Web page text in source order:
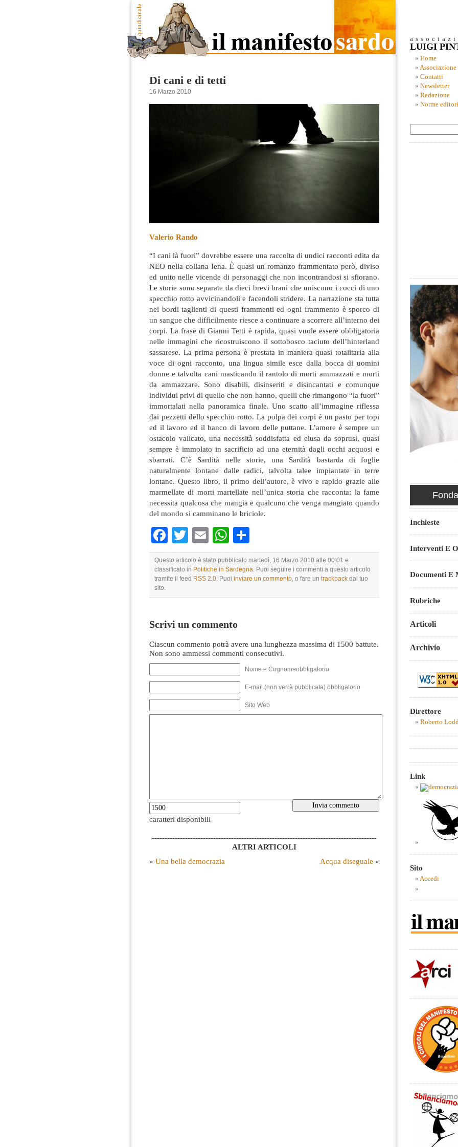
Di cani e di tetti
16 Marzo 2010
Valerio Rando
“I cani là fuori” dovrebbe essere una raccolta di undici racconti edita da
NEO nella collana Iena. È quasi un romanzo frammentato però, diviso
ed unito nelle vicende di personaggi che non incontrandosi si sfiorano.
Le storie sono separate da dieci brevi brani che uniscono i cocci di uno
specchio rotto avvicinandoli e facendoli stridere. La narrazione sta tutta
nei bordi taglienti di questi frammenti ed ogni frammento è sporco di
un sangue che difficilmente riesce a continuare a scorrere all’interno dei
corpi. La frase di Gianni Tetti è rapida, quasi vuole essere obbligatoria
nelle immagini che ricostruiscono il sottobosco taciuto dell’hinterland
sassarese. La prima persona è prestata in maniera quasi totalitaria alla
voce di ogni racconto, una lingua simile esce dalla bocca di uomini
donne e talvolta cani masticando il rantolo di morti ammazzati e morti
da ammazzare. Sono disabili, disinseriti e disincantati e comunque
individui privi di quello che non hanno, quelli che rimangono “la fuori”
immortalati nella panoramica finale. Uno scatto all’immagine riflessa
dai pezzetti dello specchio rotto. La polpa dei corpi è un pasto per topi
ed il lavoro ed il banco di lavoro delle puttane. L’amore è sempre un
ostacolo valicato, una necessità soddisfatta ed elusa da soprusi, quasi
sempre è immolato in sacrificio ad una eternità dagli occhi acquosi e
sbarrati. C’è Sardità nelle storie, una Sardità bastarda di foglie
naturalmente lontane dalle radici, talvolta talee impiantate in terre
lontane. Questo libro, il primo dell’autore, è vivo e rapido grazie alle
marmellate di morti martellate nell’unica storia che racconta: la fame
necessita qualcosa che mangia e qualcuno che venga mangiato quando
del mondo si camminano le briciole.
Facebook
TwitterEmailWhatsApp
Questo articolo è stato pubblicato martedì, 16 Marzo 2010 alle 00:01 e
classificato in Politiche in Sardegna. Puoi seguire i commenti a questo articolo
tramite il feed RSS 2.0. Puoi inviare un commento, o fare un trackback dal tuo
sito.
Scrivi un commento
Ciascun commento potrà avere una lunghezza massima di 1500 battute.
Non sono ammessi commenti consecutivi.
Nome e Cognomeobbligatorio
E-mail (non verrà pubblicata) obbligatorio
Sito Web
caratteri disponibili
----------------------------------------------------------------------------------------
ALTRI ARTICOLI
« Una bella democrazia Acqua diseguale »
LUIGI
Home
Associazione
Contatti
Newsletter
Redazione
Norme
Inchieste
Interventi E
Documenti E
Rubriche
Articoli
Archivio
Direttore
Roberto
Link
Sito
Accedi